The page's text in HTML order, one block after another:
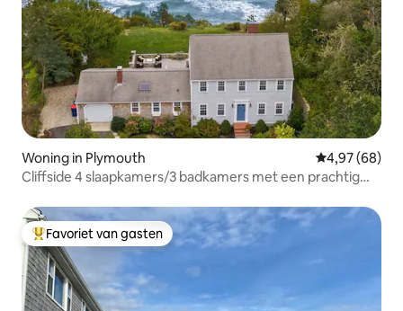
Woning in Plymouth Gemiddelde
4,97 (68)
Cliffside 4 slaapkamers/3 badkamers met een prachtig
Topfavoriet van gasten
Favoriet van gasten